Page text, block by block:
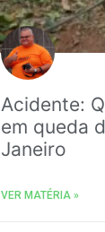
Acidente:
em queda
Janeiro
VER MATÉRIA »